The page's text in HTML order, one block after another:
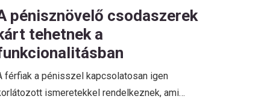
pénisznövelő csodaszerek
tehetnek a
férfiak a pénisszel kapcsolatosan igen
ismeretekkel rendelkeznek, ami…